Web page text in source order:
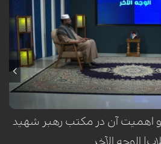
اهمیت آن در مکتب رهبر شهید
الوجه الآخر